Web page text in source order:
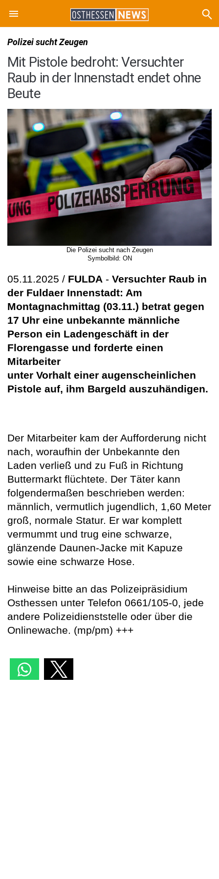
Polizei sucht Zeugen
Mit Pistole bedroht: Versuchter
Raub in der Innenstadt endet ohne
Beute
Die Polizei sucht nach Zeugen
Symbolbild: ON
05.11.2025 / FULDA - Versuchter Raub in
der Fuldaer Innenstadt: Am
Montagnachmittag (03.11.) betrat gegen
17 Uhr eine unbekannte männliche
Person ein Ladengeschäft in der
Florengasse und forderte einen
Mitarbeiter
unter Vorhalt einer augenscheinlichen
Pistole auf, ihm Bargeld auszuhändigen.
Der Mitarbeiter kam der Aufforderung nicht
nach, woraufhin der Unbekannte den
Laden verließ und zu Fuß in Richtung
Buttermarkt flüchtete. Der Täter kann
folgendermaßen beschrieben werden:
männlich, vermutlich jugendlich, 1,60 Meter
groß, normale Statur. Er war komplett
vermummt und trug eine schwarze,
glänzende Daunen-Jacke mit Kapuze
sowie eine schwarze Hose.
Hinweise bitte an das Polizeipräsidium
Osthessen unter Telefon 0661/105-0, jede
andere Polizeidienststelle oder über die
Onlinewache. (mp/pm) +++